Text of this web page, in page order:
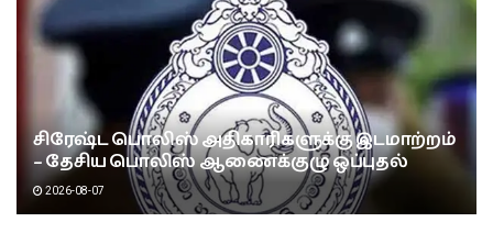
சிரேஷ்ட பொலிஸ் அதிகாரிகளுக்கு இடமாற்றம்
– தேசிய பொலிஸ் ஆணைக்குழு ஒப்புதல்
2026-08-07